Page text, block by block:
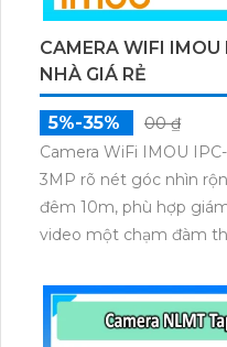
CAMERA WIFI IMOU
NHÀ GIÁ RẺ
5%-35%
00 ₫
Camera WiFi IMOU
3MP rõ nét góc nhìn
đêm 10m, phù hợp
video một chạm đàm
microSD tối đa 256GB
cho gia đình và văn